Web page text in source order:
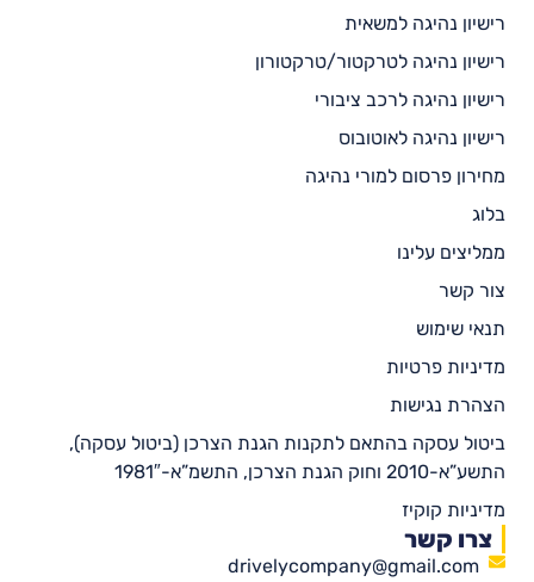
רישיון נהיגה למשאית
רישיון נהיגה לטרקטור/טרקטורון
רישיון נהיגה לרכב ציבורי
רישיון נהיגה לאוטובוס
מחירון פרסום למורי נהיגה
בלוג
ממליצים עלינו
צור קשר
תנאי שימוש
מדיניות פרטיות
הצהרת נגישות
ביטול עסקה בהתאם לתקנות הגנת הצרכן (ביטול עסקה),
התשע”א-2010 וחוק הגנת הצרכן, התשמ”א-1981″
מדיניות קוקיז
צרו קשר
drivelycompany@gmail.com